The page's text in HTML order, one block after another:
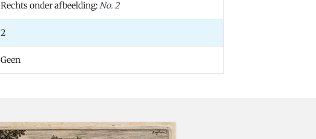
Rechts onder afbeelding:No. 2
2
Geen